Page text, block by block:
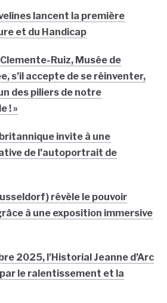
lancent la première
et du Handicap
Ruiz, Musée de
s’il accepte de se réinventer,
des piliers de notre
! »
invite à une
de l’autoportrait de
révèle le pouvoir
à une exposition immersive
2025, l’Historial Jeanne d’Arc
le ralentissement et la